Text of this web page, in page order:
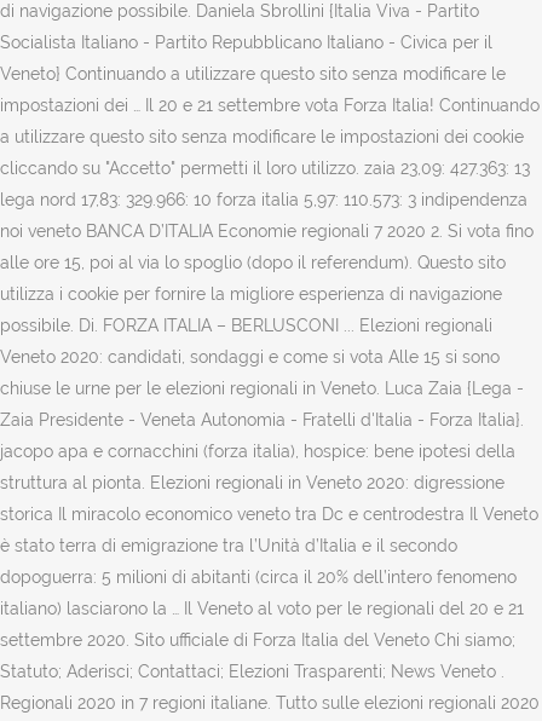
di navigazione possibile. Daniela Sbrollini {Italia Viva - Partito
Socialista Italiano - Partito Repubblicano Italiano - Civica per il
Veneto} Continuando a utilizzare questo sito senza modificare le
impostazioni dei … Il 20 e 21 settembre vota Forza Italia! Continuando
a utilizzare questo sito senza modificare le impostazioni dei cookie
cliccando su "Accetto" permetti il loro utilizzo. zaia 23,09: 427.363: 13
lega nord 17,83: 329.966: 10 forza italia 5,97: 110.573: 3 indipendenza
noi veneto BANCA D’ITALIA Economie regionali 7 2020 2. Si vota fino
alle ore 15, poi al via lo spoglio (dopo il referendum). Questo sito
utilizza i cookie per fornire la migliore esperienza di navigazione
possibile. Di. FORZA ITALIA – BERLUSCONI ... Elezioni regionali
Veneto 2020: candidati, sondaggi e come si vota Alle 15 si sono
chiuse le urne per le elezioni regionali in Veneto. Luca Zaia {Lega -
Zaia Presidente - Veneta Autonomia - Fratelli d'Italia - Forza Italia}.
jacopo apa e cornacchini (forza italia), hospice: bene ipotesi della
struttura al pionta. Elezioni regionali in Veneto 2020: digressione
storica Il miracolo economico veneto tra Dc e centrodestra Il Veneto
è stato terra di emigrazione tra l’Unità d’Italia e il secondo
dopoguerra: 5 milioni di abitanti (circa il 20% dell’intero fenomeno
italiano) lasciarono la … Il Veneto al voto per le regionali del 20 e 21
settembre 2020. Sito ufficiale di Forza Italia del Veneto Chi siamo;
Statuto; Aderisci; Contattaci; Elezioni Trasparenti; News Veneto .
Regionali 2020 in 7 regioni italiane. Tutto sulle elezioni regionali 2020